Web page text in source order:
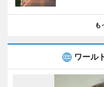
も
ワール